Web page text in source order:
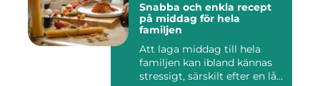
Snabba och enkla recept
på middag för hela
familjen
Att laga middag till hela
familjen kan ibland kännas
stressigt, särskilt efter en lå...